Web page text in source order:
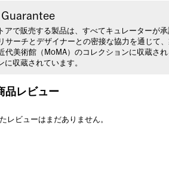
アで販売する製品は、すべてキュレーターが
サーチとデザイナーとの密接な協力を通じて
代美術館（MoMA）のコレクションに収蔵さ
に収蔵されています。
品レビュー
レビューはまだありません。